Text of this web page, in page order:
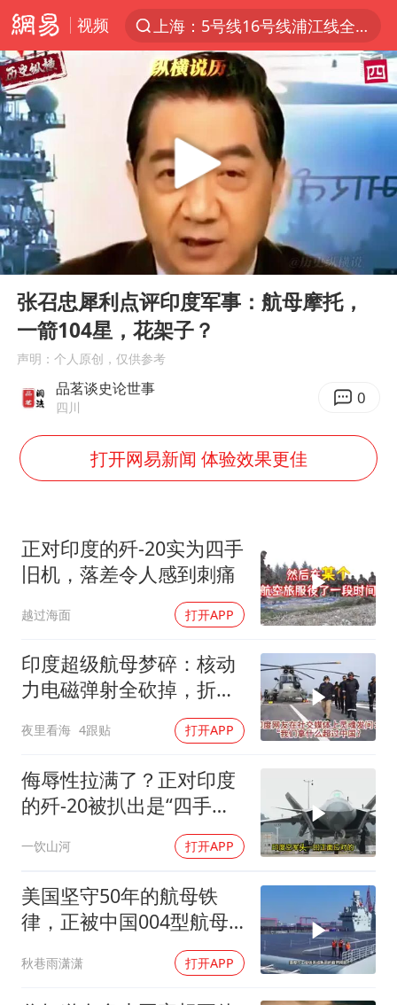
视频
上海：5号线16号线浦江线全线停运
上半年我国经营主体结构持续优化
上海有出现龙卷潜势
上海全域长途客运班次全部停运
白海豚逼近浙闽沿海
1枚就能让航母瘫痪 轰-6J实力有多强
王艺迪2-4不敌张本美和止步4强
王传君 《披荆斩棘》
2025年小学教师减少13.19万
王艺迪无缘横滨赛决赛
泰国：高度重视中国游客旅游体验
《龙餐馆》 冲奖
蒯曼挺进WTT横滨冠军赛女单四强
Play
00:00 04:58
张召忠犀利点评印度军事：航母摩托，
一箭104星，花架子？
声明：个人原创，仅供参考
品茗谈史论世事
四川 0
打开网易新闻 体验效果更佳
正对印度的歼-20实为四手
旧机，落差令人感到刺痛
越过海面 打开APP
印度超级航母梦碎：核动
力电磁弹射全砍掉，折腾
夜里看海 4跟贴 打开APP
侮辱性拉满了？正对印度
的歼-20被扒出是“四手老
机”，这反差太扎心
一饮山河 打开APP
美国坚守50年的航母铁
律，正被中国004型航母
秋巷雨潇潇 打开APP